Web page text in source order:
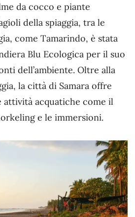
da cocco e piante
della spiaggia, tra le
come Tamarindo, è stata
Blu Ecologica per il suo
dell’ambiente. Oltre alla
la città di Samara offre
attività acquatiche come il
e le immersioni.